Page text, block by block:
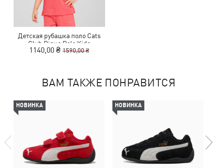
Детская рубашка поло Cats
Club Pique Polo Kids
1140,00 ₴1590,00 ₴
ВАМ ТАКЖЕ ПОНРАВИТСЯ
НОВИНКА НОВИНКА